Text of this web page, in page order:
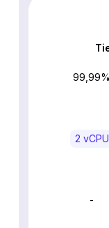
99,99%
2 vCPU
-